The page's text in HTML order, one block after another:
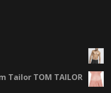
Tailor TOM TAILOR